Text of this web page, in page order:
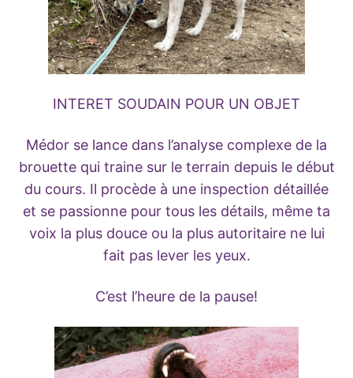
INTERET SOUDAIN POUR UN OBJET
Médor se lance dans l’analyse complexe de la
brouette qui traine sur le terrain depuis le début
du cours. Il procède à une inspection détaillée
et se passionne pour tous les détails, même ta
voix la plus douce ou la plus autoritaire ne lui
fait pas lever les yeux.
C’est l’heure de la pause!